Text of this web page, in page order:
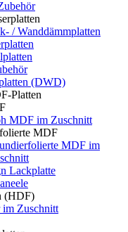
/ Wanddämmplatten
(DWD)
Platten
MDF im Zuschnitt
MDF
MDF im
Lackplatte
(HDF)
im Zuschnitt